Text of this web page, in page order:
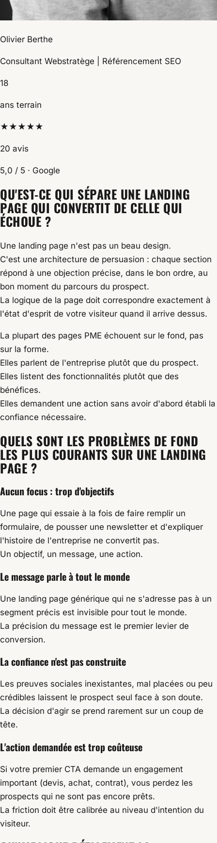
Olivier Berthe
Consultant Webstratège | Référencement SEO
18
ans terrain
★★★★★
20 avis
5,0 / 5 · Google
QU'EST-CE QUI SÉPARE UNE LANDING
PAGE QUI CONVERTIT DE CELLE QUI
ÉCHOUE ?
Une landing page n'est pas un beau design.
C'est une architecture de persuasion : chaque section
répond à une objection précise, dans le bon ordre, au
bon moment du parcours du prospect.
La logique de la page doit correspondre exactement à
l'état d'esprit de votre visiteur quand il arrive dessus.
La plupart des pages PME échouent sur le fond, pas
sur la forme.
Elles parlent de l'entreprise plutôt que du prospect.
Elles listent des fonctionnalités plutôt que des
bénéfices.
Elles demandent une action sans avoir d'abord établi la
confiance nécessaire.
QUELS SONT LES PROBLÈMES DE FOND
LES PLUS COURANTS SUR UNE LANDING
PAGE ?
Aucun focus : trop d'objectifs
Une page qui essaie à la fois de faire remplir un
formulaire, de pousser une newsletter et d'expliquer
l'histoire de l'entreprise ne convertit pas.
Un objectif, un message, une action.
Le message parle à tout le monde
Une landing page générique qui ne s'adresse pas à un
segment précis est invisible pour tout le monde.
La précision du message est le premier levier de
conversion.
La confiance n'est pas construite
Les preuves sociales inexistantes, mal placées ou peu
crédibles laissent le prospect seul face à son doute.
La décision d'agir se prend rarement sur un coup de
tête.
L'action demandée est trop coûteuse
Si votre premier CTA demande un engagement
important (devis, achat, contrat), vous perdez les
prospects qui ne sont pas encore prêts.
La friction doit être calibrée au niveau d'intention du
visiteur.